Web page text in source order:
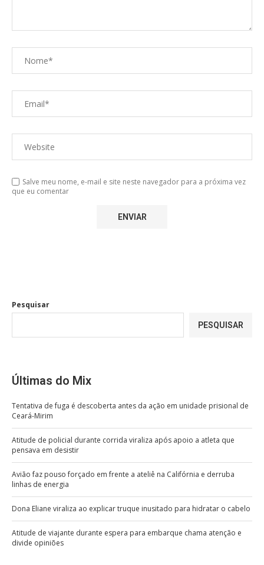
Salve meu nome, e-mail e site neste navegador para a próxima vez
que eu comentar
Pesquisar
PESQUISAR
Últimas do Mix
Tentativa de fuga é descoberta antes da ação em unidade prisional de
Ceará-Mirim
Atitude de policial durante corrida viraliza após apoio a atleta que
pensava em desistir
Avião faz pouso forçado em frente a ateliê na Califórnia e derruba
linhas de energia
Dona Eliane viraliza ao explicar truque inusitado para hidratar o cabelo
Atitude de viajante durante espera para embarque chama atenção e
divide opiniões